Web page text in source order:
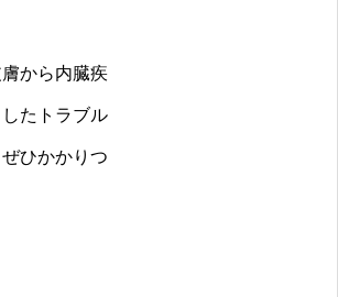
から内臓疾
たトラブル
ひかかりつ